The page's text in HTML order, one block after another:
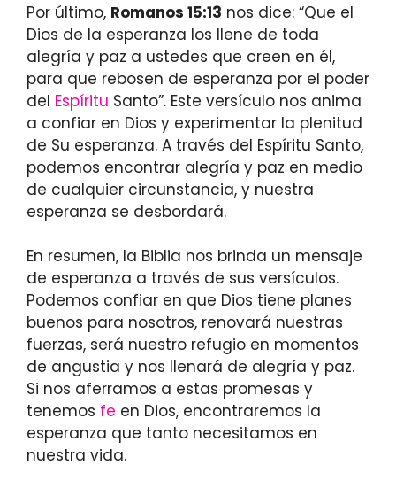
Por último, Romanos 15:13 nos dice: “Que el
Dios de la esperanza los llene de toda
alegría y paz a ustedes que creen en él,
para que rebosen de esperanza por el poder
del Espíritu Santo”. Este versículo nos anima
a confiar en Dios y experimentar la plenitud
de Su esperanza. A través del Espíritu Santo,
podemos encontrar alegría y paz en medio
de cualquier circunstancia, y nuestra
esperanza se desbordará.
En resumen, la Biblia nos brinda un mensaje
de esperanza a través de sus versículos.
Podemos confiar en que Dios tiene planes
buenos para nosotros, renovará nuestras
fuerzas, será nuestro refugio en momentos
de angustia y nos llenará de alegría y paz.
Si nos aferramos a estas promesas y
tenemos fe en Dios, encontraremos la
esperanza que tanto necesitamos en
nuestra vida.